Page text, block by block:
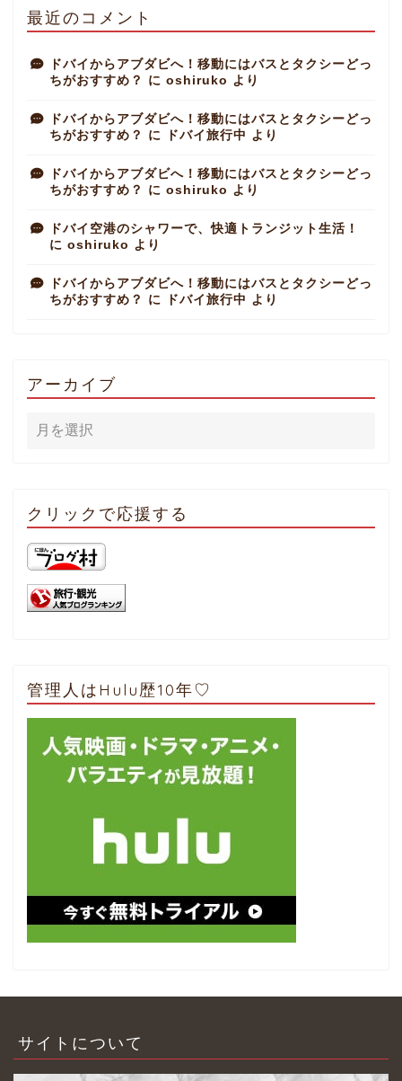
最近のコメント
ドバイからアブダビへ！移動にはバスとタクシーどっ
ちがおすすめ？
に oshiruko より
ドバイからアブダビへ！移動にはバスとタクシーどっ
ちがおすすめ？
に ドバイ旅行中 より
ドバイからアブダビへ！移動にはバスとタクシーどっ
ちがおすすめ？
に oshiruko より
ドバイ空港のシャワーで、快適トランジット生活！
に oshiruko より
ドバイからアブダビへ！移動にはバスとタクシーどっ
ちがおすすめ？
に ドバイ旅行中 より
アーカイブ
クリックで応援する
管理人はHulu歴10年♡
サイトについて